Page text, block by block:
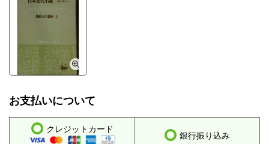
お支払いについて
クレジットカード
銀行振り込み